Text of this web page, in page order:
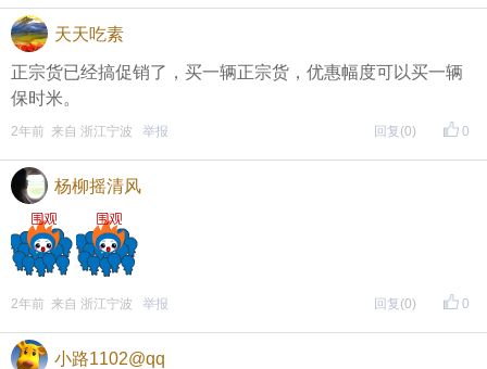
天天吃素
正宗货已经搞促销了，买一辆正宗货，优惠幅度可以买一辆
保时米。
0
2年前 来自 浙江宁波 举报 回复 (0)
杨柳摇清风
0
2年前 来自 浙江宁波 举报 回复 (0)
小路1102@qq